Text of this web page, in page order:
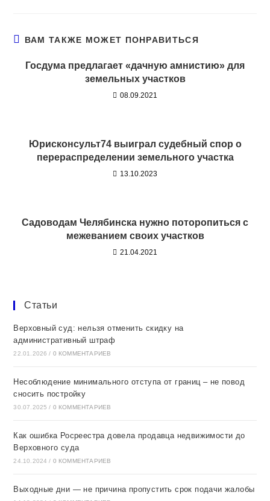
ВАМ ТАКЖЕ МОЖЕТ ПОНРАВИТЬСЯ
Госдума предлагает «дачную амнистию» для
земельных участков
08.09.2021
Юрисконсульт74 выиграл судебный спор о
перераспределении земельного участка
13.10.2023
Садоводам Челябинска нужно поторопиться с
межеванием своих участков
21.04.2021
Статьи
Верховный суд: нельзя отменить скидку на
административный штраф
22.01.2026 / 0 КОММЕНТАРИЕВ
Несоблюдение минимального отступа от границ – не повод
сносить постройку
30.07.2025 / 0 КОММЕНТАРИЕВ
Как ошибка Росреестра довела продавца недвижимости до
Верховного суда
24.10.2024 / 0 КОММЕНТАРИЕВ
Выходные дни — не причина пропустить срок подачи жалобы